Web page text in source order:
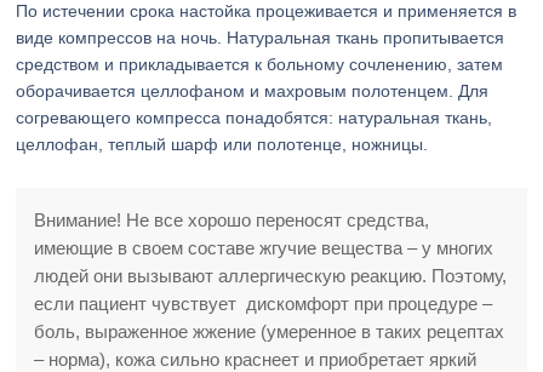
По истечении срока настойка процеживается и применяется в
виде компрессов на ночь. Натуральная ткань пропитывается
средством и прикладывается к больному сочленению, затем
оборачивается целлофаном и махровым полотенцем. Для
согревающего компресса понадобятся: натуральная ткань,
целлофан, теплый шарф или полотенце, ножницы.
Внимание! Не все хорошо переносят средства,
имеющие в своем составе жгучие вещества – у многих
людей они вызывают аллергическую реакцию. Поэтому,
если пациент чувствует дискомфорт при процедуре –
боль, выраженное жжение (умеренное в таких рецептах
– норма), кожа сильно краснеет и приобретает яркий